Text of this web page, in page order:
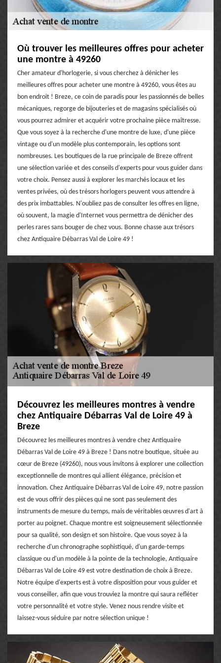
Où trouver les meilleures offres pour acheter
une montre à 49260
Cher amateur d'horlogerie, si vous cherchez à dénicher les
meilleures offres pour acheter une montre à 49260, vous êtes au
bon endroit ! Breze, ce coin de paradis pour les passionnés de belles
mécaniques, regorge de bijouteries et de magasins spécialisés où
vous pourrez admirer et acquérir votre prochaine pièce maîtresse.
Que vous soyez à la recherche d'une montre de luxe, d'une pièce
vintage ou d'un modèle plus contemporain, les options sont
nombreuses. Les boutiques de la rue principale de Breze offrent
une sélection variée et des conseils d'experts pour vous guider dans
votre choix. Pensez aussi à explorer les marchés locaux et les
ventes privées, où des trésors horlogers peuvent vous attendre à
des prix imbattables. N'oubliez pas de consulter les offres en ligne,
où souvent, la magie d'Internet vous permettra de dénicher des
perles rares sans bouger de chez vous. Bonne chasse aux trésors
chez Antiquaire Débarras Val de Loire 49 !
Découvrez les meilleures montres à vendre
chez Antiquaire Débarras Val de Loire 49 à
Breze
Découvrez les meilleures montres à vendre chez Antiquaire
Débarras Val de Loire 49 à Breze ! Dans notre boutique, située au
cœur de Breze (49260), nous vous invitons à explorer une collection
exceptionnelle de montres qui allient élégance, précision et
innovation. Chez Antiquaire Débarras Val de Loire 49, notre passion
est de vous offrir des pièces qui ne sont pas seulement des
instruments de mesure du temps, mais de véritables œuvres d'art à
porter au poignet. Chaque montre est soigneusement sélectionnée
pour sa qualité, son design et son histoire. Que vous soyez à la
recherche d'un chronographe sophistiqué, d'un garde-temps
classique ou d'un modèle à la pointe de la technologie, Antiquaire
Débarras Val de Loire 49 est votre destination de choix à Breze.
Notre équipe d'experts est à votre disposition pour vous guider et
vous conseiller, afin que vous trouviez la montre qui saura refléter
votre personnalité et votre style. Venez nous rendre visite et
laissez-vous séduire par notre sélection unique !